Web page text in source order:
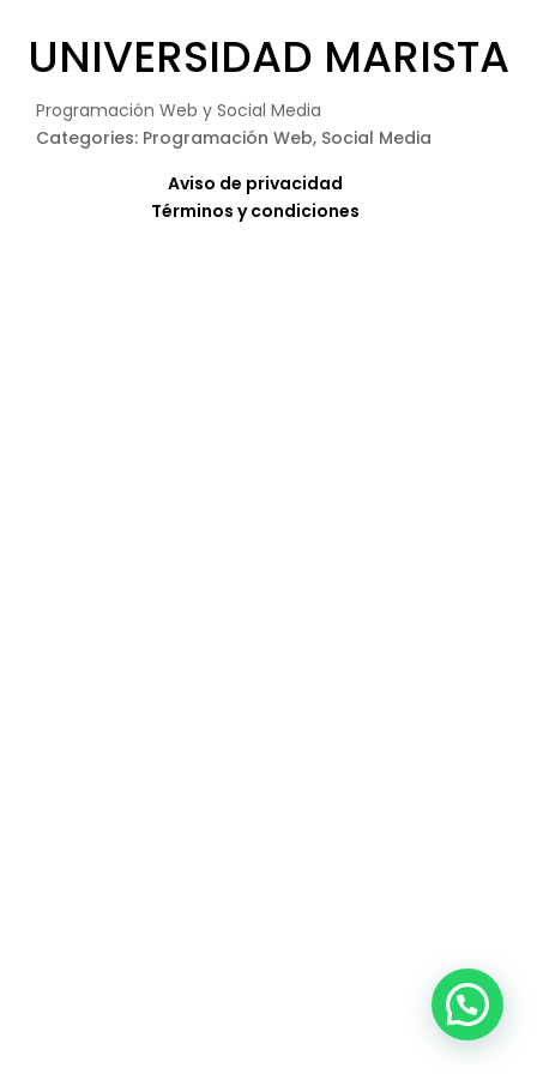
UNIVERSIDAD MARISTA
Programación Web y Social Media
Categories: Programación Web, Social Media
Aviso de privacidad
Términos y condiciones